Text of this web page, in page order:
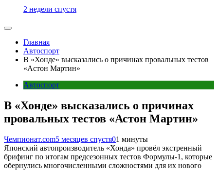
2 недели спустя
Главная
Автоспорт
В «Хонде» высказались о причинах провальных тестов
«Астон Мартин»
Автоспорт
В «Хонде» высказались о причинах
провальных тестов «Астон Мартин»
Чемпионат.com5 месяцев спустя01 минуты
Японский автопроизводитель «Хонда» провёл экстренный
брифинг по итогам предсезонных тестов Формулы-1, которые
обернулись многочисленными сложностями для их нового